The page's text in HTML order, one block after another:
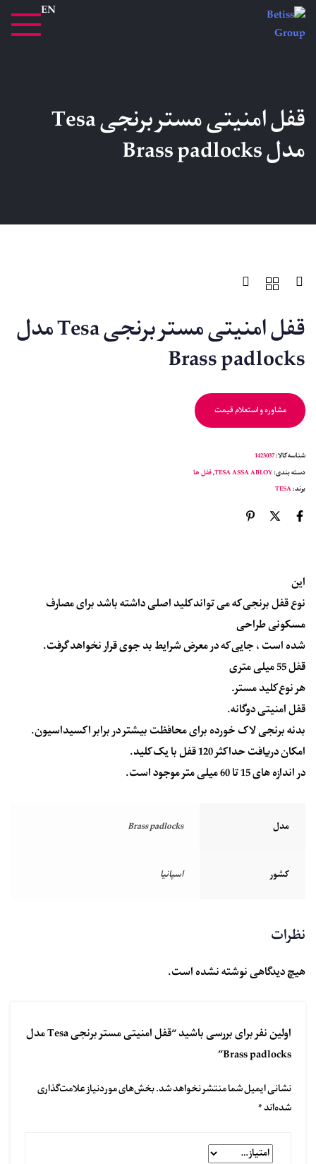
EN
قفل امنیتی مستر برنجی Tesa
مدل Brass padlocks
قفل امنیتی مستر برنجی Tesa مدل
Brass padlocks
مشاوره و استعلام قیمت
شناسه کالا:1423037
دسته بندی:TESA ASSA ABLOY
,قفل ها
برند:TESA
این
نوع قفل برنجی که می تواند کلید اصلی داشته باشد برای مصارف
مسکونی طراحی
شده است ، جایی که در معرض شرایط بد جوی قرار نخواهد گرفت.
قفل 55 میلی متری
هر نوع کلید مستر.
قفل امنیتی دوگانه.
بدنه برنجی لاک خورده برای محافظت بیشتر در برابر اکسیداسیون.
امکان دریافت حداکثر 120 قفل با یک کلید.
در اندازه های 15 تا 60 میلی متر موجود است.
مدل Brass padlocks
کشور اسپانیا
نظرات
هیچ دیدگاهی نوشته نشده است.
اولین نفر برای بررسی باشید “قفل امنیتی مستر برنجی Tesa مدل
Brass padlocks”
نشانی ایمیل شما منتشر نخواهد شد.بخش‌های موردنیاز علامت‌گذاری
شده‌اند*